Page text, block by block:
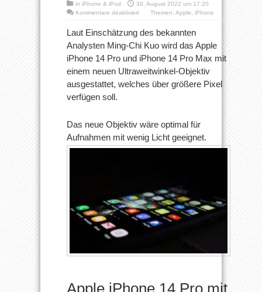
in iPhone & iPod
30. August 2022 um 17:20
Kommentare deaktiviertfür
14
Pro:
Analyst
erwartet
neuen
Sensor
Themen: Apple iPhone
Laut Einschätzung des bekannten
Analysten Ming-Chi Kuo wird das Apple
iPhone 14 Pro und iPhone 14 Pro Max mit
einem neuen Ultraweitwinkel-Objektiv
ausgestattet, welches über größere Pixel
verfügen soll.
Das neue Objektiv wäre optimal für
Aufnahmen mit wenig Licht geeignet.